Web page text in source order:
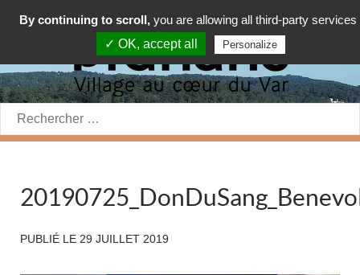
Rechercher:
PUBLIÉ LE 29 JUILLET 2019
By continuing to scroll, you are allowing all third-party services
✓ OK, accept all
Personalize